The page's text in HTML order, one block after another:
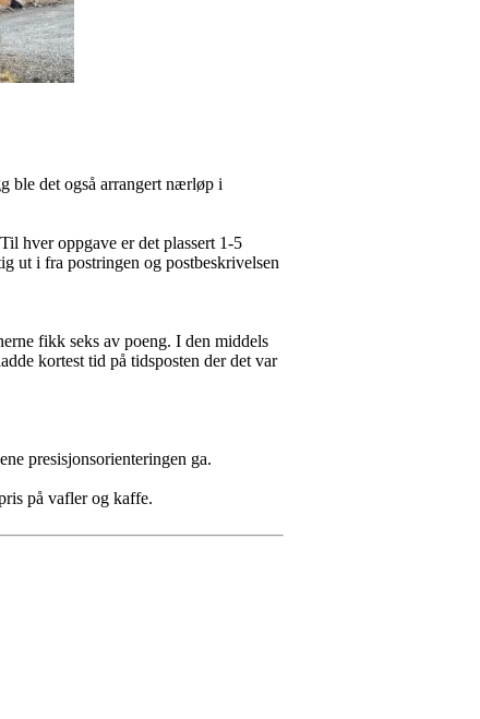
ble det også arrangert nærløp i
hver oppgave er det plassert 1-5
ut i fra postringen og postbeskrivelsen
fikk seks av poeng. I den middels
kortest tid på tidsposten der det var
presisjonsorienteringen ga.
på vafler og kaffe.